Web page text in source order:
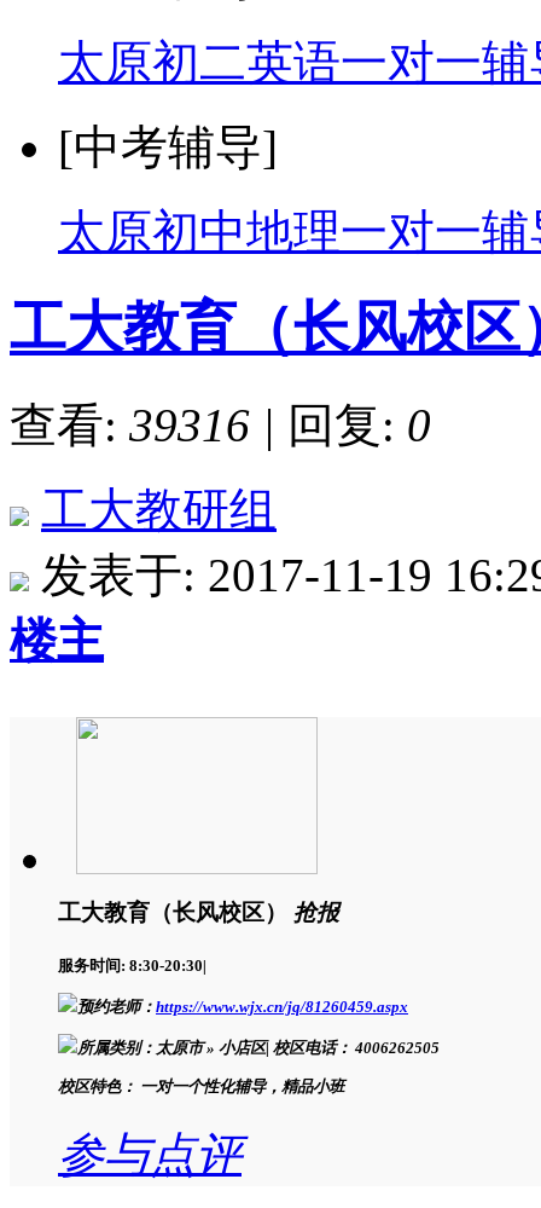
太原初二英语一对一
[中考辅导]
太原初中地理一对一辅
工大教育（长风校区
查看: 39316 | 回复: 0
工大教研组
发表于: 2017-11-19
楼主
工大教育（长风校区） 抢报
服务时间: 8:30-20:30|
预约老师： https://www.wjx.cn/jq/81260459.aspx
所属类别：太原市 » 小店区| 校区电话： 4006262505
校区特色： 一对一个性化辅导，精品小班
参与点评